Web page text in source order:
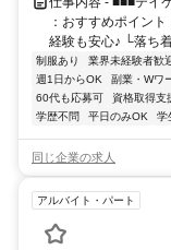
：おすすめポイ
経験も安心♪ └落ち
制服あり 業界未経験者歓
週1日からOK
副業・Wワ
60代も応募可
資格取得支
学歴不問
平日のみOK 学
同じ企業の求人
アルバイト・パート